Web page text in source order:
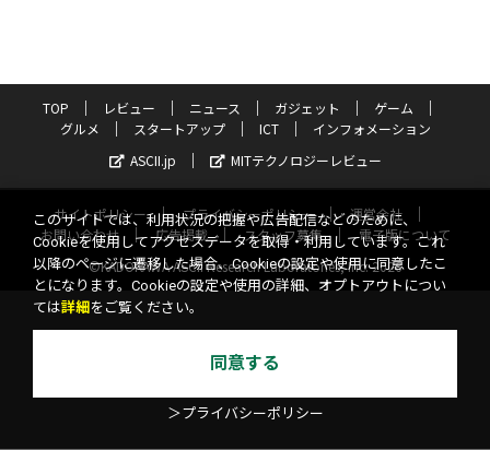
TOP レビュー ニュース ガジェット
ゲーム
グルメ
スタートアップ ICT
インフォメーション
ASCII.jp
MITテクノロジーレビュー
サイトポリシー プライバシーポリシー
運営会社
お問い合わせ
広告掲載 スタッフ募集
電子版について
©KADOKAWA ASCII Research Laboratories, Inc. 2026
このサイトでは、利用状況の把握や広告配信などのために、
Cookieを使用してアクセスデータを取得・利用しています。これ
以降のページに遷移した場合、Cookieの設定や使用に同意したこ
とになります。Cookieの設定や使用の詳細、オプトアウトについ
ては詳細 をご覧ください。
同意する
＞プライバシーポリシー